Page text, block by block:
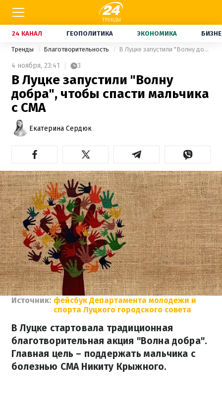
24 КАНАЛ ГЕОПОЛИТИКА ЭКОНОМИКА
Тренды Благотворительность В Луцке запустили "Волну добра", чтобы спасти мальчика с СМА
4 ноября, 23:41 3
В Луцке запустили "Волну
добра", чтобы спасти мальчика
с СМА
Екатерина Сердюк
Источник: фейсбук Департамента молодежи и
спорта Луцкого городского совета
В Луцке стартовала традиционная
благотворительная акция "Волна добра".
Главная цель – поддержать мальчика с
болезнью СМА Никиту Крыжного.